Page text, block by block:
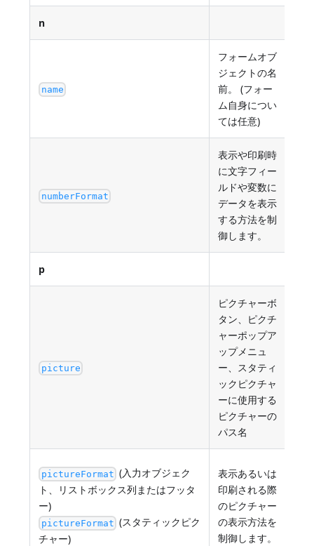
n
name
フォームオブ
ジェクトの名
前。 (フォー
ム自身につい
ては任意)
numberFormat
表示や印刷時
に文字フィー
ルドや変数に
データを表示
する方法を制
御します。
p
picture
ピクチャーボ
タン、ピクチ
ャーポップア
ップメニュ
ー、スタティ
ックピクチャ
ーに使用する
ピクチャーの
パス名
pictureFormat (入力オブジェク
ト、リストボックス列またはフッタ
ー)
pictureFormat (スタティックピク
チャー)
表示あるいは
印刷される際
のピクチャー
の表示方法を
制御します。